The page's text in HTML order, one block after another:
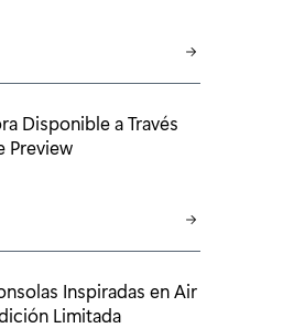
Disponible a Través
Preview
Inspiradas en Air
Limitada